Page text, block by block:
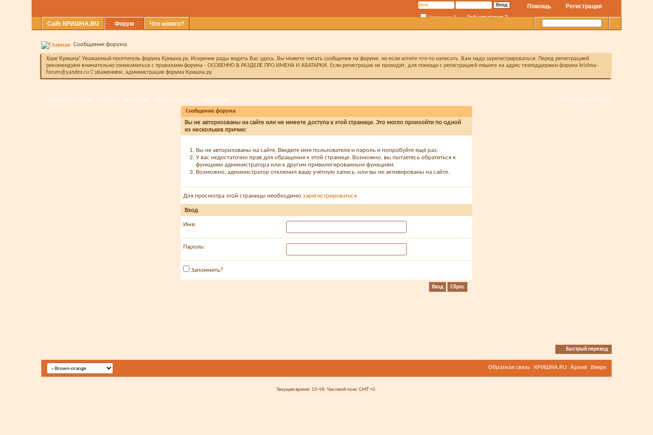
Регистрация
Помощь
Запомнить? Забыли пароль?
Сайт КРИШНА.RU Форум
Сообщения за день Справка Календарь Опции форума Навигация
Что нового?
Расширенный поиск
Сообщение форума
Харе Кришна! Уважаемый посетитель форума Кришна.ру. Искренне рады видеть Вас здесь. Вы можете читать сообщения на форуме, но если хотите что-то написать, Вам надо зарегистрироваться. Перед регистрацией
рекомендуем внимательно ознакомиться с правилами форума - ОСОБЕННО В РАЗДЕЛЕ ПРО ИМЕНА И АВАТАРКИ. Если регистрация не проходит, для помощи с регистрацией пишите на адрес техподдержки форума krishna-
forum@yandex.ru С уважением, администрация форума Кришна.ру
Сообщение форума
Вы не авторизованы на сайте или не имеете доступа к этой странице. Это могло произойти по одной
из нескольких причин:
Вы не авторизованы на сайте. Введите имя пользователя и пароль и попробуйте ещё раз.
У вас недостаточно прав для обращения к этой странице. Возможно, вы пытаетесь обратиться к
функциям администратора или к другим привилегированным функциям.
Возможно, администратор отключил вашу учётную запись, или вы не активированы на сайте.
Для просмотра этой страницы необходимо зарегистрироваться.
Вход
Имя:
Пароль:
Запомнить?
Быстрый переход
Обратная связь КРИШНА.RU Архив Вверх
Текущее время: 10:48. Часовой пояс GMT +3.